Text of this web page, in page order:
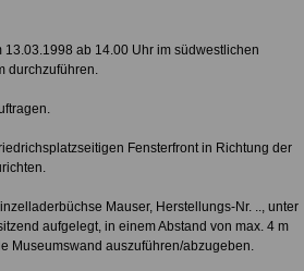
ab 14.00 Uhr im südwestlichen
durchzuführen.
Fensterfront in Richtung der
Mauser, Herstellungs-Nr. .., unter
aufgelegt, in einem Abstand von max. 4 m
Museumswand auszuführen/abzugeben.